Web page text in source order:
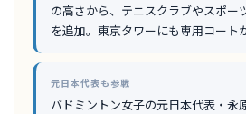
の高さから、テニスクラブやスポー
を追加。東京タワーにも専用コート
元日本代表も参戦
バドミントン女子の元日本代表・永